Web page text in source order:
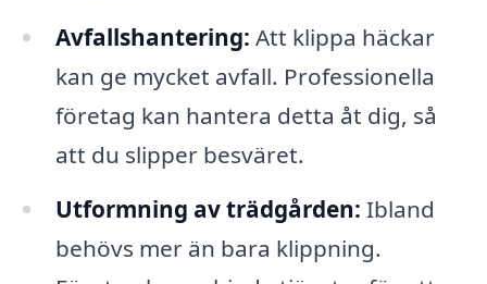
Avfallshantering: Att klippa häckar
kan ge mycket avfall. Professionella
företag kan hantera detta åt dig, så
att du slipper besväret.
Utformning av trädgården: Ibland
behövs mer än bara klippning.